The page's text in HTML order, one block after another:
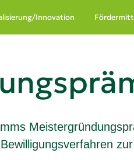
Innovation